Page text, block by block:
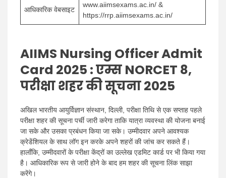
आधिकारिक वेबसाइट
www.aiimsexams.ac.in/ &
https://rrp.aiimsexams.ac.in/
AIIMS Nursing Officer Admit
Card 2025 : एम्स NORCET 8,
परीक्षा शहर की सूचना 2025
अखिल भारतीय आयुर्विज्ञान संस्थान, दिल्ली, परीक्षा तिथि से एक सप्ताह पहले
परीक्षा शहर की सूचना पर्ची जारी करेगा ताकि यात्रा व्यवस्था की योजना बनाई
जा सके और उसका प्रबंधन किया जा सके। उम्मीदवार अपने आवश्यक
क्रेडेंशियल के साथ लॉग इन करके अपने शहरों की जांच कर सकते हैं।
हालाँकि, उम्मीदवारों के परीक्षा केंद्रों का उल्लेख एडमिट कार्ड पर भी किया गया
है। आधिकारिक रूप से जारी होने के बाद हम शहर की सूचना लिंक साझा
करेंगे।